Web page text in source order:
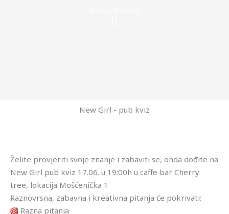
New Girl - pub kviz
Želite provjeriti svoje znanje i zabaviti se, onda dođite na
New Girl pub kviz 17.06. u 19:00h u caffe bar Cherry
tree, lokacija Mošćenička 1
Raznovrsna, zabavna i kreativna pitanja će pokrivati:
Razna pitanja